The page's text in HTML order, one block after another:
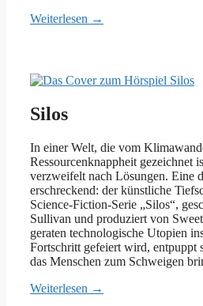
Weiterlesen →
Silos
In einer Welt, die vom
Ressourcenknappheit gezeichnet
verzweifelt nach Lösungen. Eine
erschreckend: der künstliche
Science-Fiction-Serie „Silos“,
Sullivan und produziert von
geraten technologische Utopien
Fortschritt gefeiert wird, entpuppt
das Menschen zum Schweigen
Weiterlesen →